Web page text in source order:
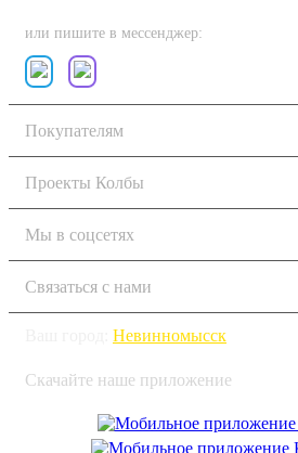
или пишите в мессенджер:
Покупателям
Проекты Колбы
Мы в соцсетях
Связаться с нами
Невинномысск
Скачайте наше приложение